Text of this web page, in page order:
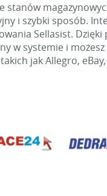
stanów
i szybki sposób.
Sellasist. Dzięki
w systemie i
jak Allegro,